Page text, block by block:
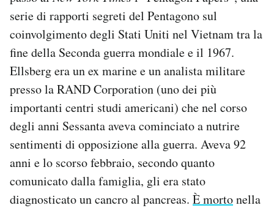
CALENDARIO
AREA PERSONALE
Area Personale
Newsletter
Notifiche mobile
Regala il Post
Hai bisogno di aiuto?
Esci
serie di rapporti segreti del Pentagono sul
coinvolgimento degli Stati Uniti nel Vietnam tra la
fine della Seconda guerra mondiale e il 1967.
Ellsberg era un ex marine e un analista militare
presso la RAND Corporation (uno dei più
importanti centri studi americani) che nel corso
degli anni Sessanta aveva cominciato a nutrire
sentimenti di opposizione alla guerra. Aveva 92
anni e lo scorso febbraio, secondo quanto
comunicato dalla famiglia, gli era stato
diagnosticato un cancro al pancreas. È mortonella